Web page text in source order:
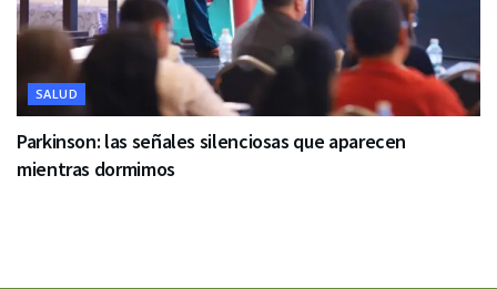
SALUD
Parkinson: las señales silenciosas que aparecen
mientras dormimos